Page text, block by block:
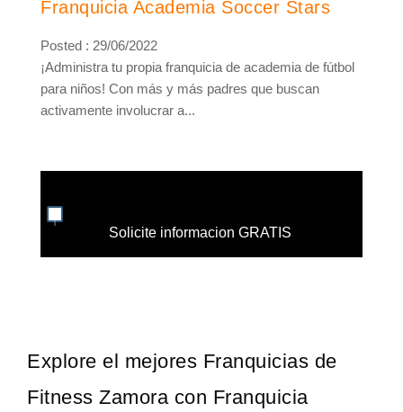
Franquicia Academia Soccer Stars
Posted : 29/06/2022
¡Administra tu propia franquicia de academia de fútbol
para niños! Con más y más padres que buscan
activamente involucrar a...
Solicite informacion GRATIS
Explore el mejores Franquicias de
Fitness Zamora con Franquicia